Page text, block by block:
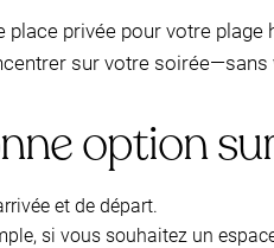
place privée pour votre
sur votre
option
et de départ.
si vous souhaitez un